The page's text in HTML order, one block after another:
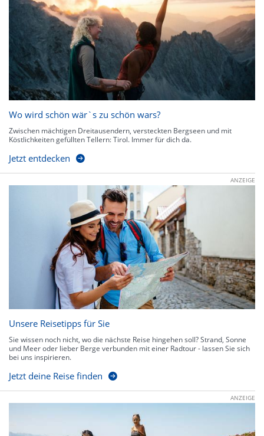
Wo wird schön wär`s zu schön wars?
Zwischen mächtigen Dreitausendern, versteckten Bergseen und mit
Köstlichkeiten gefüllten Tellern: Tirol. Immer für dich da.
Jetzt entdecken
ANZEIGE
Unsere Reisetipps für Sie
Sie wissen noch nicht, wo die nächste Reise hingehen soll? Strand, Sonne
und Meer oder lieber Berge verbunden mit einer Radtour - lassen Sie sich
bei uns inspirieren.
Jetzt deine Reise finden
ANZEIGE